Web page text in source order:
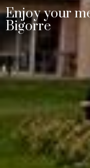
Enjoy your
Bigorre